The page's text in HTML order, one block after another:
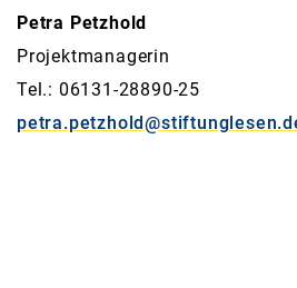
Petra Petzhold
Projektmanagerin
Tel.: 06131-28890-25